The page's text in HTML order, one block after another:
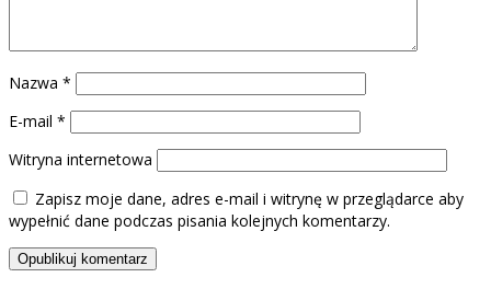
Nazwa *
E-mail *
Witryna internetowa
Zapisz moje dane, adres e-mail i witrynę w przeglądarce aby
wypełnić dane podczas pisania kolejnych komentarzy.